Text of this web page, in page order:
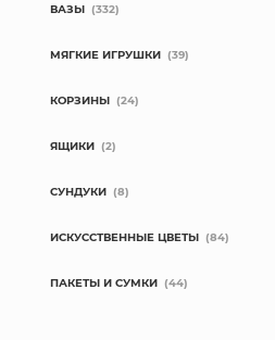
ВАЗЫ (332)
МЯГКИЕ ИГРУШКИ (39)
КОРЗИНЫ (24)
ЯЩИКИ (2)
СУНДУКИ (8)
ИСКУССТВЕННЫЕ ЦВЕТЫ (84)
ПАКЕТЫ И СУМКИ (44)